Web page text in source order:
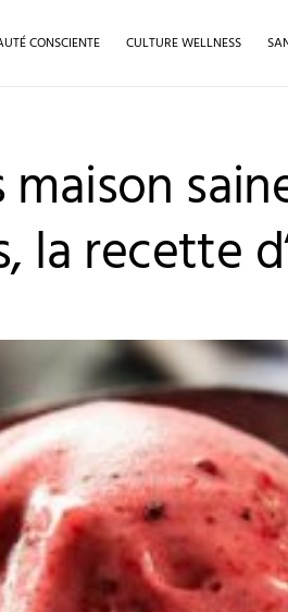
CONSCIENTE CULTURE WELLNESS
maison
la recette